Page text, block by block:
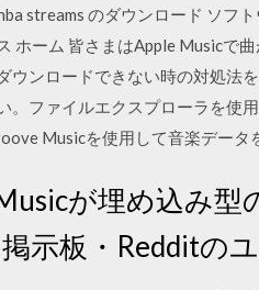
streams のダウンロード ソフ
ホーム 皆さまはApple Musicで
ウンロードできない時の対処法
。ファイルエクスプローラを使
Musicを使用して音楽デー
が埋め込み
示板・Redditの